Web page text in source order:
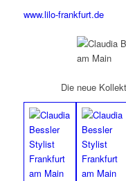
www.lilo-frankfurt.de
Die neue